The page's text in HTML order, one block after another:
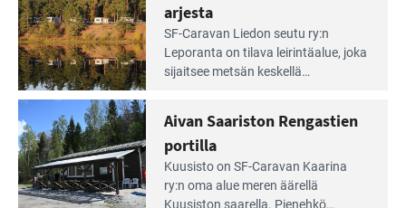
Lue
Leirintäoppaan
artikkeli:
Lampien
rannalla
pääsee
irti
arjesta
arjesta
SF-Caravan Liedon seutu ry:n
Leporanta on tilava leirintäalue, joka
sijaitsee metsän kes­kellä
tarjoaa ympäris­töineen kauniit
maisemat ja loistavat virkistäytymis­
mahdollisuudet.
Lue
Leirintäoppaan
artikkeli:
Aivan Saariston Rengastien
portilla
Kuusisto on SF-Caravan Kaarina
ry:n oma alue meren äärellä
Kuusiston saarella. Pie­nehkö